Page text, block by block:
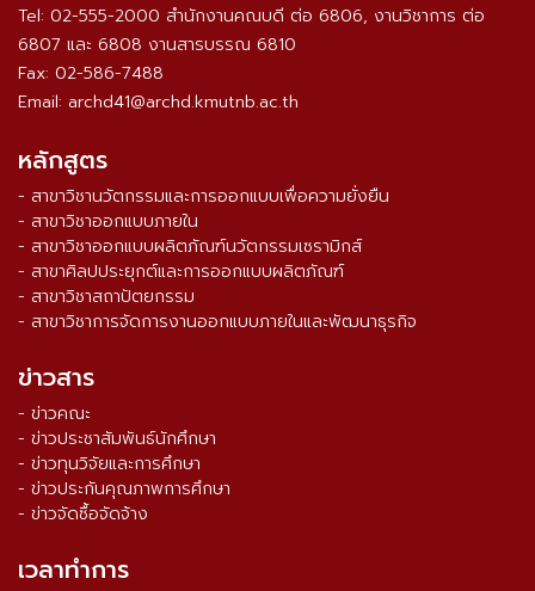
Tel: 02-555-2000 สำนักงานคณบดี ต่อ 6806, งานวิชาการ ต่อ
6807 และ 6808 งานสารบรรณ 6810
Fax: 02-586-7488
Email: archd41@archd.kmutnb.ac.th
หลักสูตร
- สาขาวิชานวัตกรรมและการออกแบบเพื่อความยั่งยืน
- สาขาวิชาออกแบบภายใน
- สาขาวิชาออกแบบผลิตภัณฑ์นวัตกรรมเซรามิกส์
- สาขาศิลปประยุกต์และการออกแบบผลิตภัณฑ์
- สาขาวิชาสถาปัตยกรรม
- สาขาวิชาการจัดการงานออกแบบภายในและพัฒนาธุรกิจ
ข่าวสาร
- ข่าวคณะ
- ข่าวประชาสัมพันธ์นักศึกษา
- ข่าวทุนวิจัยและการศึกษา
- ข่าวประกันคุณภาพการศึกษา
- ข่าวจัดซื้อจัดจ้าง
เวลาทำการ